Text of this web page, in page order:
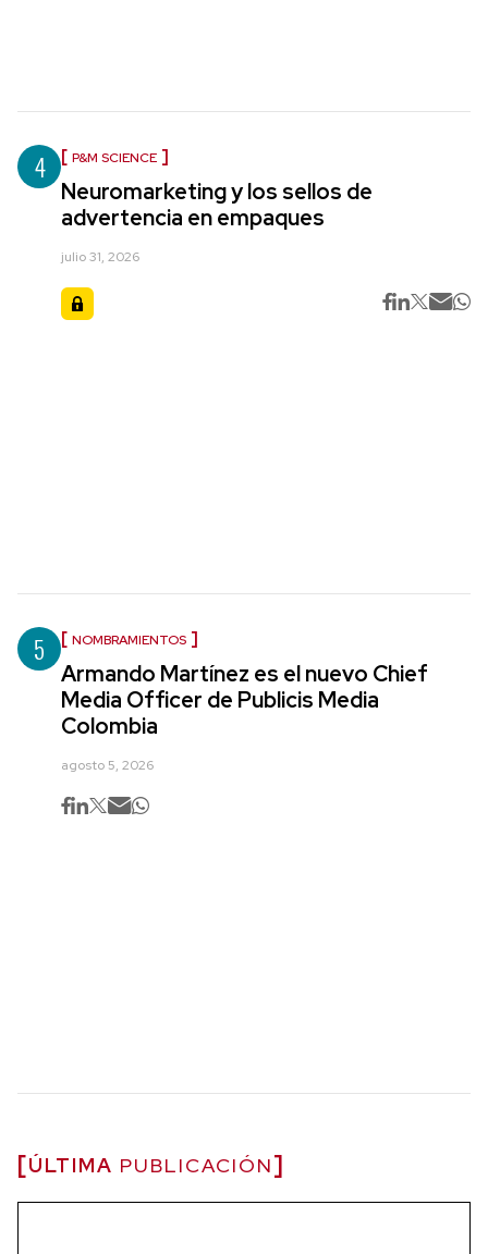
4 P&M SCIENCE
Neuromarketing y los sellos de
advertencia en empaques
julio 31, 2026
5 NOMBRAMIENTOS
Armando Martínez es el nuevo Chief
Media Officer de Publicis Media
Colombia
agosto 5, 2026
ÚLTIMA PUBLICACIÓN